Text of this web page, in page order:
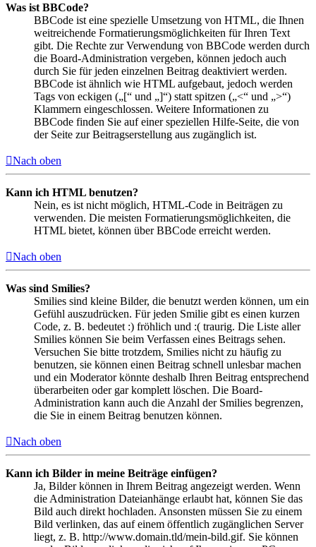
Was ist BBCode?
BBCode ist eine spezielle Umsetzung von HTML, die Ihnen
weitreichende Formatierungsmöglichkeiten für Ihren Text
gibt. Die Rechte zur Verwendung von BBCode werden durch
die Board-Administration vergeben, können jedoch auch
durch Sie für jeden einzelnen Beitrag deaktiviert werden.
BBCode ist ähnlich wie HTML aufgebaut, jedoch werden
Tags von eckigen („[“ und „]“) statt spitzen („<“ und „>“)
Klammern eingeschlossen. Weitere Informationen zu
BBCode finden Sie auf einer speziellen Hilfe-Seite, die von
der Seite zur Beitragserstellung aus zugänglich ist.
Nach oben
Kann ich HTML benutzen?
Nein, es ist nicht möglich, HTML-Code in Beiträgen zu
verwenden. Die meisten Formatierungsmöglichkeiten, die
HTML bietet, können über BBCode erreicht werden.
Nach oben
Was sind Smilies?
Smilies sind kleine Bilder, die benutzt werden können, um ein
Gefühl auszudrücken. Für jeden Smilie gibt es einen kurzen
Code, z. B. bedeutet :) fröhlich und :( traurig. Die Liste aller
Smilies können Sie beim Verfassen eines Beitrags sehen.
Versuchen Sie bitte trotzdem, Smilies nicht zu häufig zu
benutzen, sie können einen Beitrag schnell unlesbar machen
und ein Moderator könnte deshalb Ihren Beitrag entsprechend
überarbeiten oder gar komplett löschen. Die Board-
Administration kann auch die Anzahl der Smilies begrenzen,
die Sie in einem Beitrag benutzen können.
Nach oben
Kann ich Bilder in meine Beiträge einfügen?
Ja, Bilder können in Ihrem Beitrag angezeigt werden. Wenn
die Administration Dateianhänge erlaubt hat, können Sie das
Bild auch direkt hochladen. Ansonsten müssen Sie zu einem
Bild verlinken, das auf einem öffentlich zugänglichen Server
liegt, z. B. http://www.domain.tld/mein-bild.gif. Sie können